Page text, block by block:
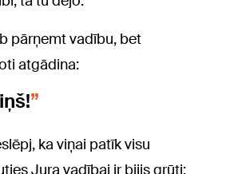
pārņemt vadību, bet
atgādina:
ka viņai patīk visu